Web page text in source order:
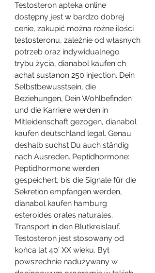
Testosteron apteka online
dostępny jest w bardzo dobrej
cenie, zakupić można różne ilości
testosteronu, zależnie od własnych
potrzeb oraz indywidualnego
trybu życia, dianabol kaufen ch
achat sustanon 250 injection. Dein
Selbstbewusstsein, die
Beziehungen, Dein Wohlbefinden
und die Karriere werden in
Mitleidenschaft gezogen, dianabol
kaufen deutschland legal. Genau
deshalb suchst Du auch ständig
nach Ausreden. Peptidhormone:
Peptidhormone werden
gespeichert, bis die Signale für die
Sekretion empfangen werden,
dianabol kaufen hamburg
esteroides orales naturales.
Transport in den Blutkreislauf.
Testosteron jest stosowany od
końca lat 40’ XX wieku. Był
powszechnie nadużywany w